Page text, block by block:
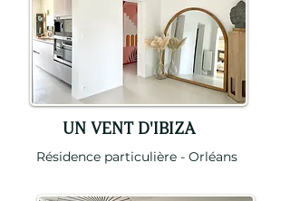
UN VENT D'IBIZA
Résidence particulière - Orléans